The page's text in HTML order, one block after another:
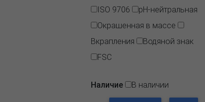
ISO 9706
pH-нейтральная
Окрашенная в массе
Вкрапления
Водяной знак
FSC
Наличие В наличии